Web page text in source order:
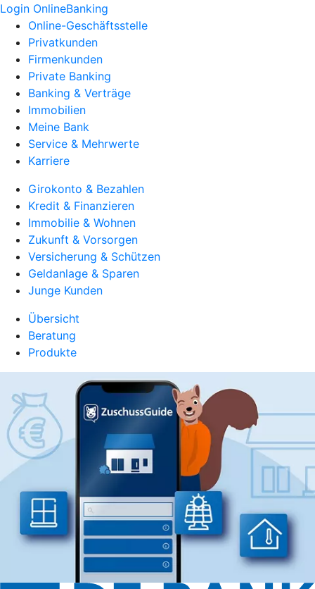
Login OnlineBanking
Online-Geschäftsstelle
Privatkunden
Firmenkunden
Private Banking
Banking & Verträge
Immobilien
Meine Bank
Service & Mehrwerte
Karriere
Girokonto & Bezahlen
Kredit & Finanzieren
Immobilie & Wohnen
Zukunft & Vorsorgen
Versicherung & Schützen
Geldanlage & Sparen
Junge Kunden
Übersicht
Beratung
Produkte